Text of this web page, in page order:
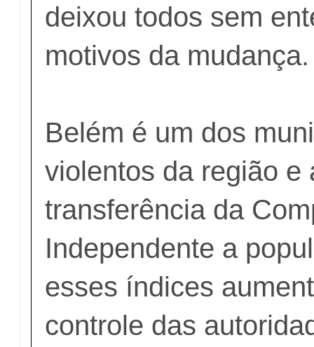
deixou todos sem
motivos da mudança.
Belém é um dos
violentos da região e
transferência da
Independente a
esses índices
controle das